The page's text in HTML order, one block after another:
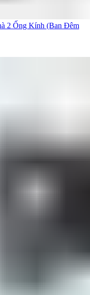
2 Ống Kính (Ban Đêm